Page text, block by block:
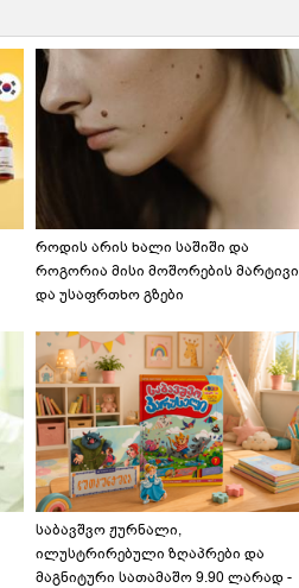
როდის არის ხალი საშიში და
როგორია მისი მოშორების მარტივი
და უსაფრთხო გზები
საბავშვო ჟურნალი,
ილუსტრირებული ზღაპრები და
მაგნიტური სათამაშო 9.90 ლარად -